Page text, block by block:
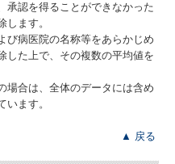
承認を得ることができなかった
します。
び病医院の名称等をあらかじめ
した上で、その複数の平均値を
場合は、全体のデータには含め
ます。
▲ 戻る